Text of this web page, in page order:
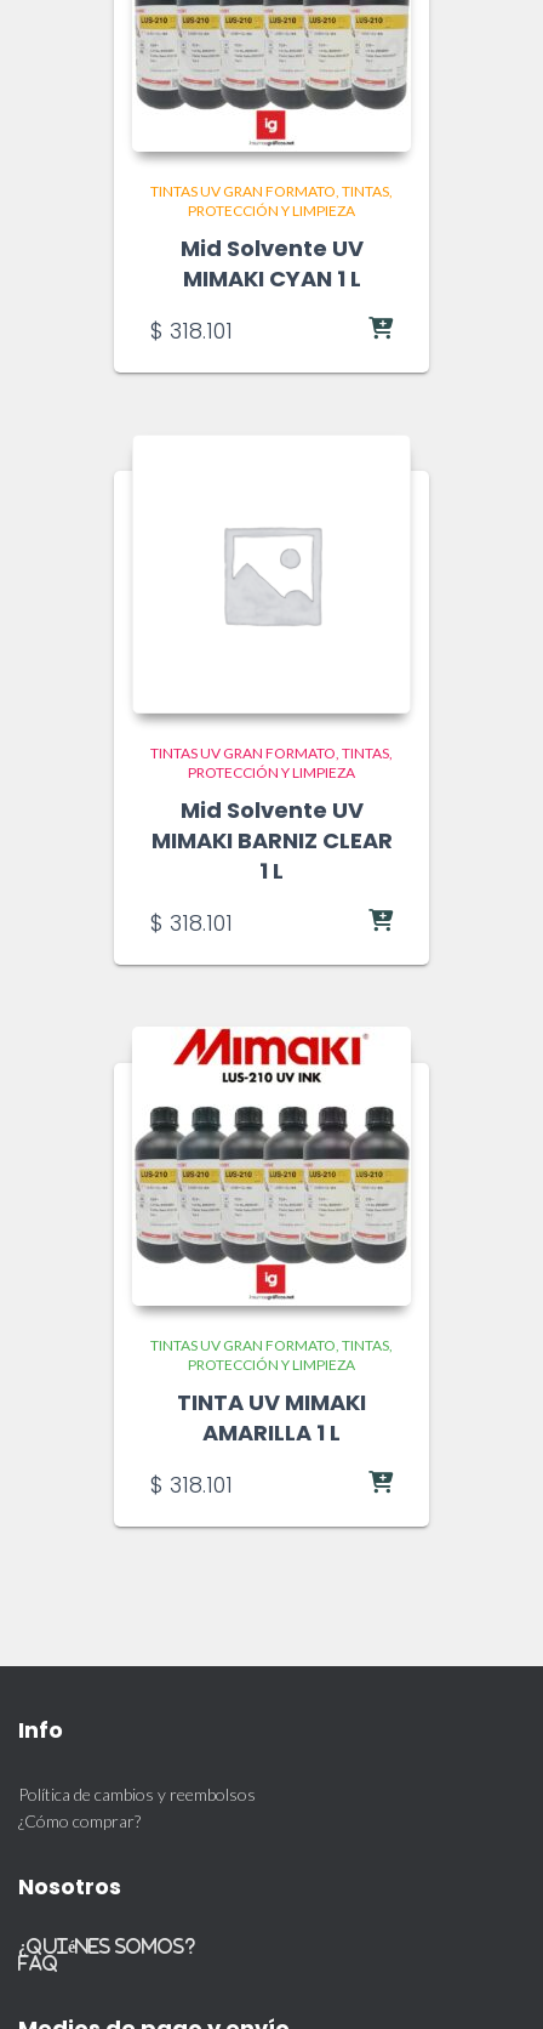
TINTAS UV GRAN FORMATO TINTAS,
PROTECCIÓN Y LIMPIEZA
Mid Solvente UV
MIMAKI CYAN 1 L
$ 318.101
TINTAS UV GRAN FORMATO TINTAS,
PROTECCIÓN Y LIMPIEZA
Mid Solvente UV
MIMAKI BARNIZ CLEAR
1 L
$ 318.101
TINTAS UV GRAN FORMATO TINTAS,
PROTECCIÓN Y LIMPIEZA
TINTA UV MIMAKI
AMARILLA 1 L
$ 318.101
Info
Política de cambios y reembolsos
¿Cómo comprar?
Nosotros
¿Quiénes somos?
FAQ